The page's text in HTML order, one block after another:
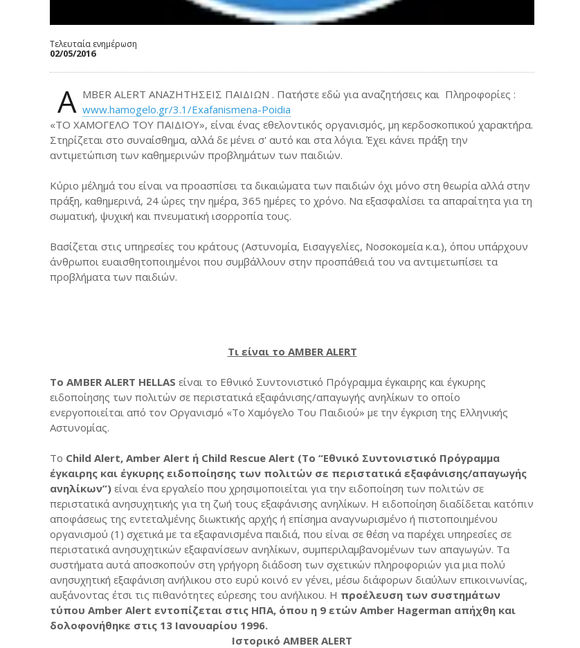
Τελευταία ενημέρωση
02/05/2016
A MBER ALERT ΑΝΑΖΗΤΗΣΕΙΣ ΠΑΙΔΙΩΝ . Πατήστε εδώ για αναζητήσεις και Πληροφορίες :
www.hamogelo.gr/3.1/Exafanismena-Poidia
«ΤΟ ΧΑΜΟΓΕΛΟ ΤΟΥ ΠΑΙΔΙΟΥ», είναι ένας εθελοντικός οργανισμός, μη κερδοσκοπικού χαρακτήρα.
Στηρίζεται στο συναίσθημα, αλλά δε μένει σ' αυτό και στα λόγια. Έχει κάνει πράξη την
αντιμετώπιση των καθημερινών προβλημάτων των παιδιών.
Κύριο μέλημά του είναι να προασπίσει τα δικαιώματα των παιδιών όχι μόνο στη θεωρία αλλά στην
πράξη, καθημερινά, 24 ώρες την ημέρα, 365 ημέρες το χρόνο. Να εξασφαλίσει τα απαραίτητα για τη
σωματική, ψυχική και πνευματική ισορροπία τους.
Βασίζεται στις υπηρεσίες του κράτους (Αστυνομία, Εισαγγελίες, Νοσοκομεία κ.α.), όπου υπάρχουν
άνθρωποι ευαισθητοποιημένοι που συμβάλλουν στην προσπάθειά του να αντιμετωπίσει τα
προβλήματα των παιδιών.
Τι είναι το AMBER ALERT
Το AMBER ALERT HELLAS είναι το Εθνικό Συντονιστικό Πρόγραμμα έγκαιρης και έγκυρης
ειδοποίησης των πολιτών σε περιστατικά εξαφάνισης/απαγωγής ανηλίκων το οποίο
ενεργοποιείται από τον Οργανισμό «Το Χαμόγελο Του Παιδιού» με την έγκριση της Ελληνικής
Αστυνομίας.
Tο Child Alert, Amber Alert ή Child Rescue Alert (Το “Εθνικό Συντονιστικό Πρόγραμμα
έγκαιρης και έγκυρης ειδοποίησης των πολιτών σε περιστατικά εξαφάνισης/απαγωγής
ανηλίκων”) είναι ένα εργαλείο που χρησιμοποιείται για την ειδοποίηση των πολιτών σε
περιστατικά ανησυχητικής για τη ζωή τους εξαφάνισης ανηλίκων. Η ειδοποίηση διαδίδεται κατόπιν
αποφάσεως της εντεταλμένης διωκτικής αρχής ή επίσημα αναγνωρισμένο ή πιστοποιημένου
οργανισμού (1) σχετικά με τα εξαφανισμένα παιδιά, που είναι σε θέση να παρέχει υπηρεσίες σε
περιστατικά ανησυχητικών εξαφανίσεων ανηλίκων, συμπεριλαμβανομένων των απαγωγών. Τα
συστήματα αυτά αποσκοπούν στη γρήγορη διάδοση των σχετικών πληροφοριών για μια πολύ
ανησυχητική εξαφάνιση ανήλικου στο ευρύ κοινό εν γένει, μέσω διάφορων διαύλων επικοινωνίας,
αυξάνοντας έτσι τις πιθανότητες εύρεσης του ανήλικου. Η προέλευση των συστημάτων
τύπου Amber Alert εντοπίζεται στις ΗΠΑ, όπου η 9 ετών Amber Hagerman απήχθη και
δολοφονήθηκε στις 13 Ιανουαρίου 1996.
Ιστορικό AMBER ALERT